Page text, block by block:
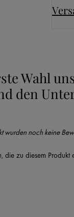
Wahl
den
wurden noch keine
die zu diesem